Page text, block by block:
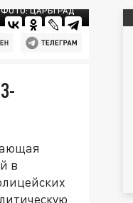
ФОТО: ЦАРЬГРАД
в